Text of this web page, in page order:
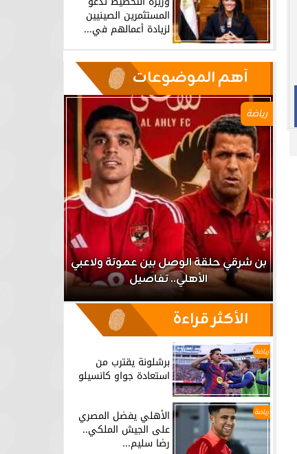
المستثمرين الصينيين
لزيادة أعمالهم في...
آهم الموضوعات
رياضة
بن شرقي حلقة الوصل بين عموتة ولاعبي
الأهلي.. تفاصيل
الأكثر قراءة
رياضة
برشلونة يقترب من
استعادة جواو كانسيلو
رياضة الأهلي يفضل المصري
على الجيش الملكي..
رضا سليم...